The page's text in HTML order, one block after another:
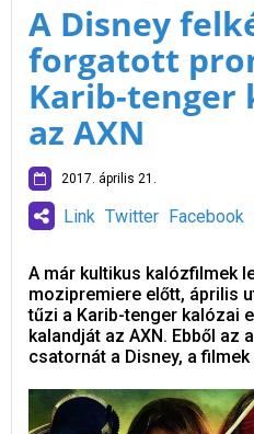
A Disney
forgatott
Karib-tenger
az AXN
2017. április 21.
Link Twitter Facebook
A már kultikus kalózfilmek
mozipremiere előtt, április
tűzi a Karib-tenger kalózai
kalandját az AXN. Ebből az
csatornát a Disney, a